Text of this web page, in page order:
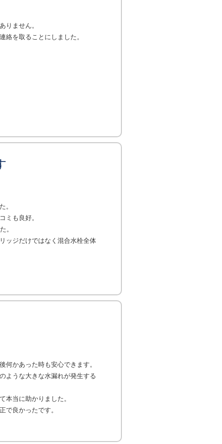
りません。
絡を取ることにしました。
。
ミも良好。
。
ッジだけではなく混合水栓全体
かあった時も安心できます。
ような大きな水漏れが発生する
本当に助かりました。
で良かったです。